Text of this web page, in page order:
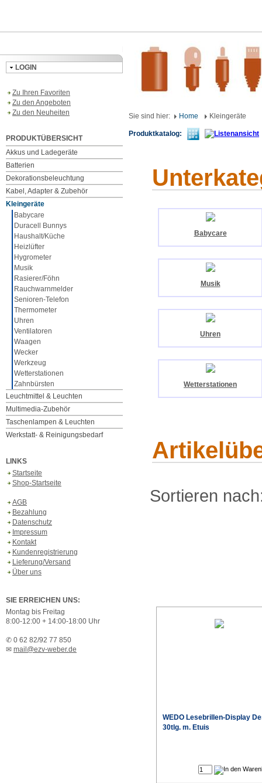
LOGIN
Zu Ihren Favoriten
Zu den Angeboten
Zu den Neuheiten
PRODUKTÜBERSICHT
Akkus und Ladegeräte
Batterien
Dekorationsbeleuchtung
Kabel, Adapter & Zubehör
Kleingeräte
Babycare
Duracell Bunnys
Haushalt/Küche
Heizlüfter
Hygrometer
Musik
Rasierer/Föhn
Rauchwarnmelder
Senioren-Telefon
Thermometer
Uhren
Ventilatoren
Waagen
Wecker
Werkzeug
Wetterstationen
Zahnbürsten
Leuchtmittel & Leuchten
Multimedia-Zubehör
Taschenlampen & Leuchten
Werkstatt- & Reinigungsbedarf
LINKS
Startseite
Shop-Startseite
AGB
Bezahlung
Datenschutz
Impressum
Kontakt
Kundenregistrierung
Lieferung/Versand
Über uns
SIE ERREICHEN UNS:
Montag bis Freitag
8:00-12:00 + 14:00-18:00 Uhr
✆ 0 62 82/92 77 850
✉ mail@ezv-weber.de
Sie sind hier: Home Kleingeräte
Produktkatalog:
Babycare
Musik
Uhren
Wetterstationen
Sortieren
WEDO Lesebrillen-Display
30tlg. m. Etuis